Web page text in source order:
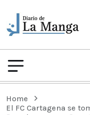
Home
El FC Cartagena se